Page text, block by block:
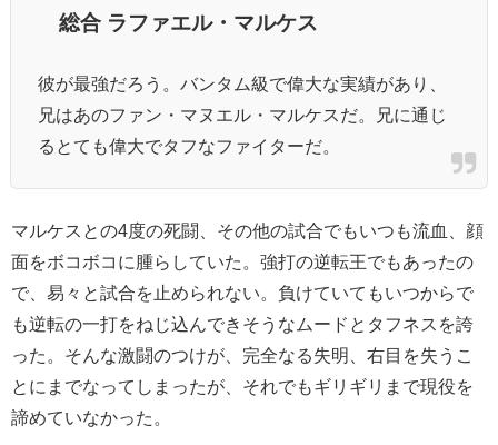
総合 ラファエル・マルケス
彼が最強だろう。バンタム級で偉大な実績があり、
兄はあのファン・マヌエル・マルケスだ。兄に通じ
るとても偉大でタフなファイターだ。
マルケスとの4度の死闘、その他の試合でもいつも流血、顔
面をボコボコに腫らしていた。強打の逆転王でもあったの
で、易々と試合を止められない。負けていてもいつからで
も逆転の一打をねじ込んできそうなムードとタフネスを誇
った。そんな激闘のつけが、完全なる失明、右目を失うこ
とにまでなってしまったが、それでもギリギリまで現役を
諦めていなかった。